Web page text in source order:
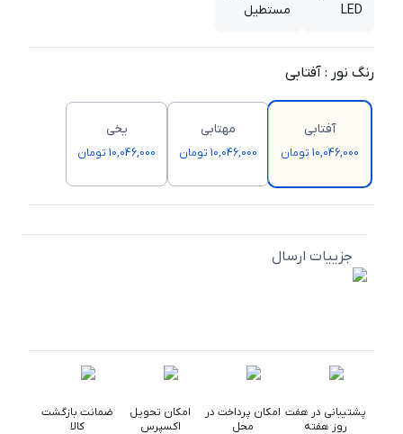
LED
مستطیل
رنگ نور : آفتابی
آفتابی
10,046,000 تومان
مهتابی
10,046,000 تومان
یخی
10,046,000 تومان
جزییات ارسال
پشتیبانی در هفت
روز هفته
امکان پرداخت در
محل
امکان تحویل
اکسپرس
ضمانت بازگشت
کالا